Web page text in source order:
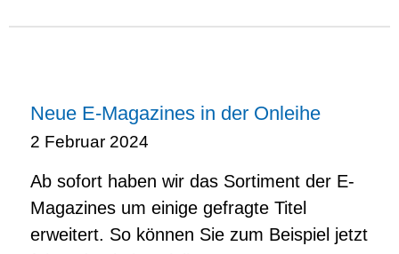
Neue E-Magazines in der Onleihe
2 Februar 2024
Ab sofort haben wir das Sortiment der E-
Magazines um einige gefragte Titel
erweitert. So können Sie zum Beispiel jetzt